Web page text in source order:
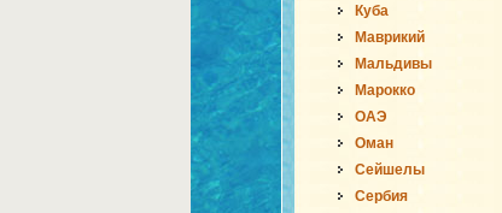
Куба
Маврикий
Мальдивы
Марокко
ОАЭ
Оман
Сейшелы
Сербия